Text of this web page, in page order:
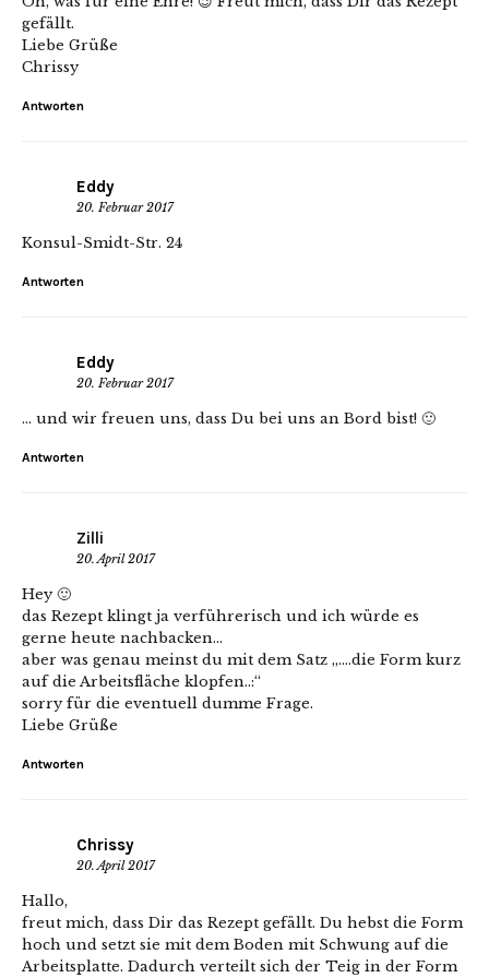
gefällt.
Liebe Grüße
Chrissy
Antworten
Eddy
20. Februar 2017
Konsul-Smidt-Str. 24
Antworten
Eddy
20. Februar 2017
… und wir freuen uns, dass Du bei uns an Bord bist! 🙂
Antworten
Zilli
20. April 2017
Hey 🙂
das Rezept klingt ja verführerisch und ich würde es
gerne heute nachbacken…
aber was genau meinst du mit dem Satz „….die Form kurz
auf die Arbeitsfläche klopfen..:“
sorry für die eventuell dumme Frage.
Liebe Grüße
Antworten
Chrissy
20. April 2017
Hallo,
freut mich, dass Dir das Rezept gefällt. Du hebst die Form
hoch und setzt sie mit dem Boden mit Schwung auf die
Arbeitsplatte. Dadurch verteilt sich der Teig in der Form